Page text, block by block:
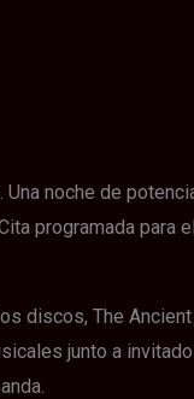
noche de
programada para
discos, The
junto a